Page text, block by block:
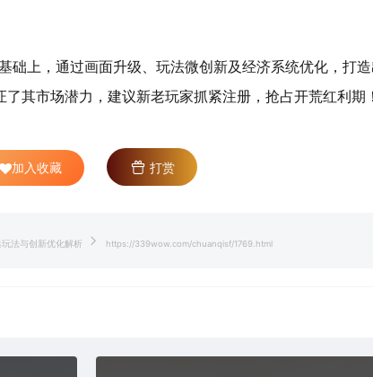
础上，通过画面升级、玩法微创新及经济系统优化，打
其市场潜力，建议新老玩家抓紧注册，抢占开荒红利期！
加入收藏 打赏
法与创新优化解析 https://339wow.com/chuanqisf/1769.html